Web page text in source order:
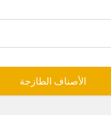
الأصناف الطازجة